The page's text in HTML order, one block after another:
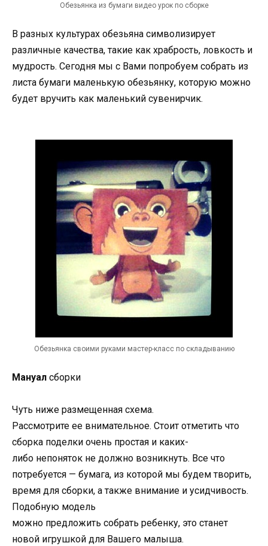
Обезьянка из бумаги видео урок по сборке
В разных культурах обезьяна символизирует
различные качества, такие как храбрость, ловкость и
мудрость. Сегодня мы с Вами попробуем собрать из
листа бумаги маленькую обезьянку, которую можно
будет вручить как маленький сувенирчик.
Обезьянка своими руками мастер-класс по складыванию
Мануал сборки
Чуть ниже размещенная схема.
Рассмотрите ее внимательное. Стоит отметить что
сборка поделки очень простая и каких-
либо непоняток не должно возникнуть. Все что
потребуется — бумага, из которой мы будем творить,
время для сборки, а также внимание и усидчивость.
Подобную модель
можно предложить собрать ребенку, это станет
новой игрушкой для Вашего малыша.